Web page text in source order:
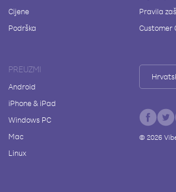
Cijene
Podrška
Pravila
Customer
PREUZMI
Android
iPhone & iPad
Windows PC
Mac
Linux
© 2026